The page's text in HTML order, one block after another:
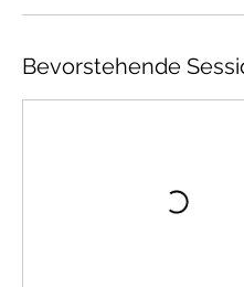
Bevorstehende